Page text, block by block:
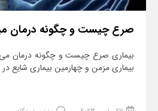
صرع چیست و چگونه درمان
بیماری صرع چیست و چگونه درمان
بیماری مزمن و چهارمین بیماری شایع